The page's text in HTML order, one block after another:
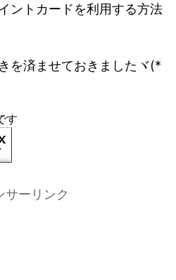
ントカードを利用する方法
を済ませておきましたヾ(*
す
サーリンク